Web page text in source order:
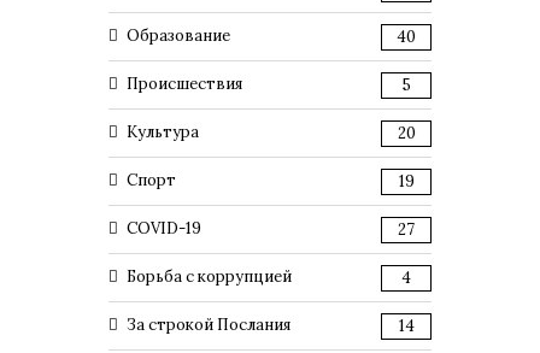
Образование 40
Происшествия 5
Культура 20
Спорт 19
COVID-19 27
Борьба с коррупцией 4
За строкой Послания 14